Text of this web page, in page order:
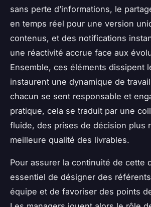
sans perte d’informations, le
en temps réel pour une version
contenus, et des notifications
une réactivité accrue face aux
Ensemble, ces éléments dissipent
instaurent une dynamique de
chacun se sent responsable et
pratique, cela se traduit par une
fluide, des prises de décision plus
meilleure qualité des livrables.
Pour assurer la continuité de cette
essentiel de désigner des
équipe et de favoriser des points